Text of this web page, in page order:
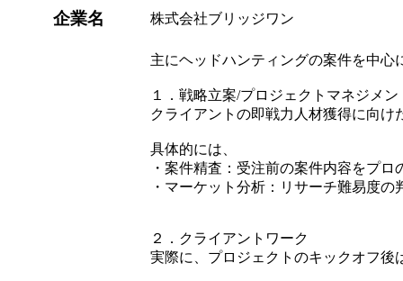
企業名 株式会社ブリッジワン
主にヘッドハンティングの案件を中心
１．戦略立案/プロジェクトマネジメン
クライアントの即戦力人材獲得に向け
具体的には、
・案件精査：受注前の案件内容をプ
・マーケット分析：リサーチ難易度
２．クライアントワーク
実際に、プロジェクトのキックオフ後